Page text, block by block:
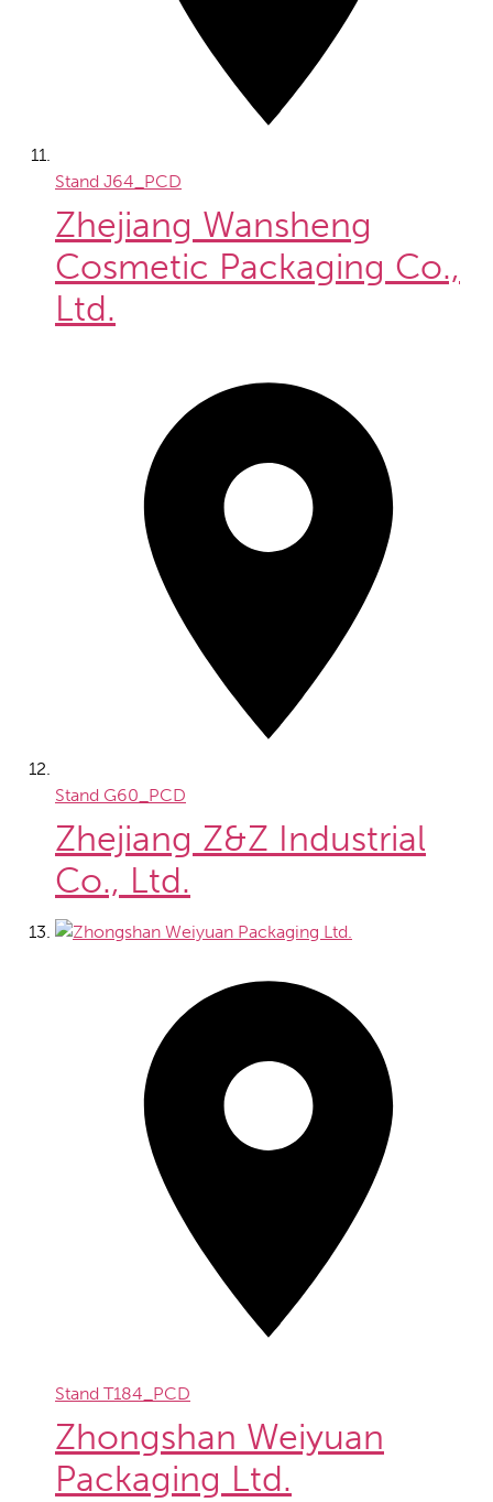
Stand J64_PCD
Zhejiang Wansheng
Cosmetic Packaging Co.,
Ltd.
Stand G60_PCD
Zhejiang Z&Z Industrial
Co., Ltd.
Stand T184_PCD
Zhongshan Weiyuan
Packaging Ltd.